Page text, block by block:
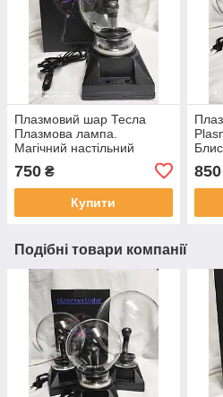
Плазмовий шар Тесла
Плазмова лампа.
Магічний настільний
нічник. Нічний світильник
Магічна куля Блискавки
Електрична куля
750 ₴
Купити
куля
850
Подібні товари компанії